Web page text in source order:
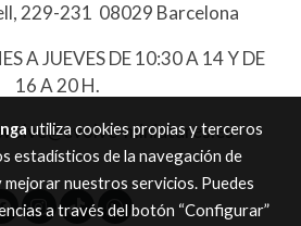
229-231 08029 Barcelona
A JUEVES DE 10:30 A 14 Y DE
16 A 20 H.
miniatures.es
utiliza cookies propias y terceros
estadísticos de la navegación de
nuestros servicios. Puedes
a través del botón “Configurar”